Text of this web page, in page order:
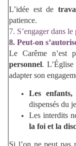
L’idée est de
patience.
7. S’engager dans
8. Peut-on
Le Carême n’est
personnel.
adapter son
Les enfants,
dispensés du
Les interdits
la foi et la